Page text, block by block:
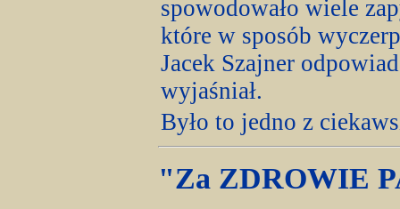
spowodowało wiele
które w sposób
Jacek Szajner
wyjaśniał.
Było to jedno z
"Za ZDROWIE